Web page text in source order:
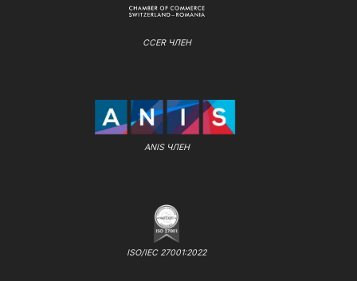
CCER ЧЛЕН
ANIS ЧЛЕН
ISO/IEC 27001:2022